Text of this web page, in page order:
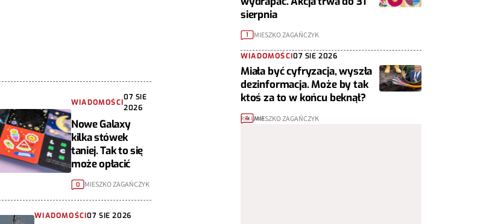
WIADOMOŚCI
07 SIE
2026
Nowe Galaxy
kilka stówek
taniej. Tak to się
może opłacić
0 MIESZKO ZAGAŃCZYK
WIADOMOŚCI07 SIE 2026
sierpnia
1 MIESZKO ZAGAŃCZYK
WIADOMOŚCI07 SIE 2026
Miała być cyfryzacja, wyszła
dezinformacja. Może by tak
ktoś za to w końcu beknął?
4 MIESZKO ZAGAŃCZYK